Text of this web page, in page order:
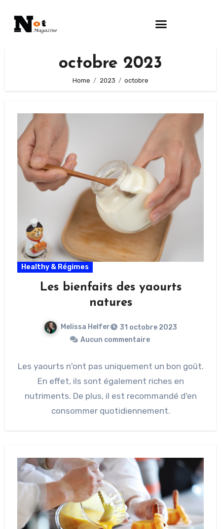
octobre 2023
Home 2023 octobre
Healthy & Régimes
Les bienfaits des yaourts
natures
Melissa Helfer
31 octobre 2023
Aucun commentaire
Les yaourts n'ont pas uniquement un bon goût.
En effet, ils sont également riches en
nutriments. De plus, il est recommandé d'en
consommer quotidiennement.